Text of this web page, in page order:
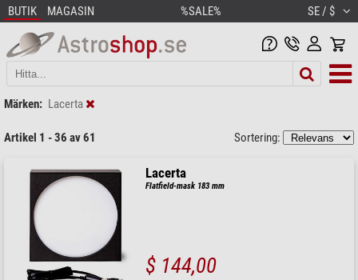
BUTIK MAGASIN %SALE% SE / $
Märken: Lacerta
Artikel 1 - 36 av 61 Sortering:
Lacerta
Flatfield-mask 183 mm
$ 144,00